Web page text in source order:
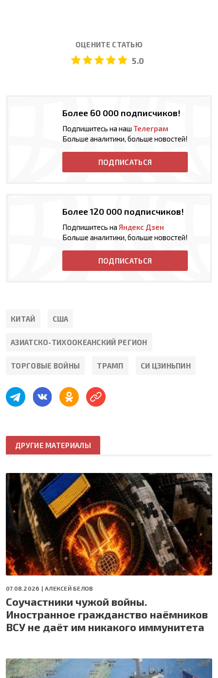
ОЦЕНИТЕ СТАТЬЮ
5.0
Более 60 000 подписчиков!
Подпишитесь на наш Телеграм
Больше аналитики, больше новостей!
ПОДПИСАТЬСЯ
Более 120 000 подписчиков!
Подпишитесь на Яндекс Дзен
Больше аналитики, больше новостей!
ПОДПИСАТЬСЯ
КИТАЙ США
АЗИАТСКО-ТИХООКЕАНСКИЙ РЕГИОН
ТОРГОВЫЕ ВОЙНЫ ТРАМП СИ ЦЗИНЬПИН
ДРУГИЕ МАТЕРИАЛЫ
07.08.2026 |АЛЕКСЕЙ БЕЛОВ
Соучастники чужой войны.
Иностранное гражданство наёмников
ВСУ не даёт им никакого иммунитета